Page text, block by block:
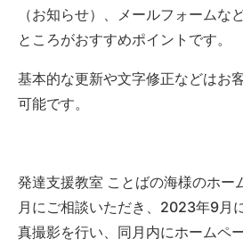
（お知らせ）、メールフォームな
ところがおすすめポイントです。
基本的な更新や文字修正などはお
可能です。
発達支援教室 ことばの海様のホ
月にご相談いただき、2023年9月
真撮影を行い、同月内にホームペ